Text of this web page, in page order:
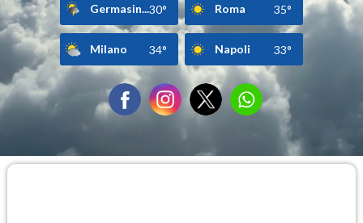
Germasin...30° Roma 35°
Milano 34° Napoli 33°